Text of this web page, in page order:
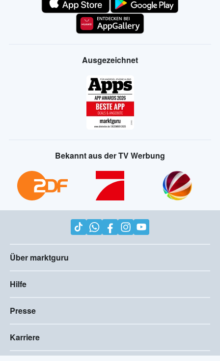
Ausgezeichnet
Bekannt aus der TV Werbung
Über marktguru
Hilfe
Presse
Karriere